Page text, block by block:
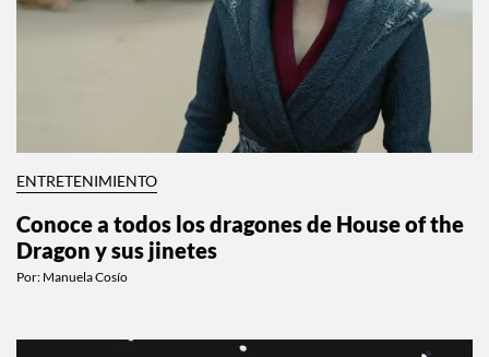
ENTRETENIMIENTO
Conoce a todos los dragones de House of the
Dragon y sus jinetes
Por: Manuela Cosío